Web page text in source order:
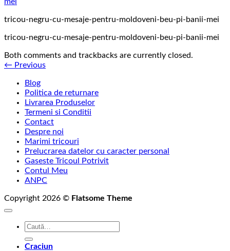
tricou-negru-cu-mesaje-pentru-moldoveni-beu-pi-banii-mei
tricou-negru-cu-mesaje-pentru-moldoveni-beu-pi-banii-mei
Both comments and trackbacks are currently closed.
← Previous
Blog
Politica de returnare
Livrarea Produselor
Termeni si Conditii
Contact
Despre noi
Marimi tricouri
Prelucrarea datelor cu caracter personal
Gaseste Tricoul Potrivit
Contul Meu
ANPC
Copyright 2026 © Flatsome Theme
Caută
Craciun